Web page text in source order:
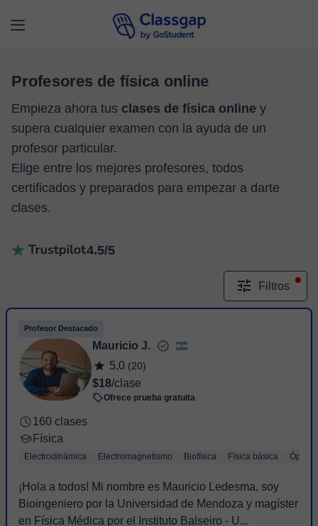
Profesores de física online
Empieza ahora tus clases de física online y
supera cualquier examen con la ayuda de un
profesor particular.
Elige entre los mejores profesores, todos
certificados y preparados para empezar a darte
clases.
4.5/5
Filtros
Profesor Destacado
Mauricio J.
5,0 (20)
$18/clase
Ofrece prueba gratuita
160 clases
Física
Electrodinámica Electromagnetismo Biofísica Física básica Óptica
¡Hola a todos! Mi nombre es Mauricio Ledesma, soy
Bioingeniero por la Universidad de Mendoza y magíster
en Física Médica por el Instituto Balseiro - U...